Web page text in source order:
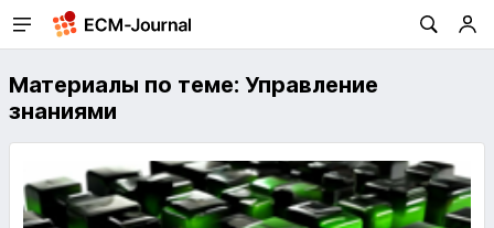
Материалы по теме: Управление
знаниями